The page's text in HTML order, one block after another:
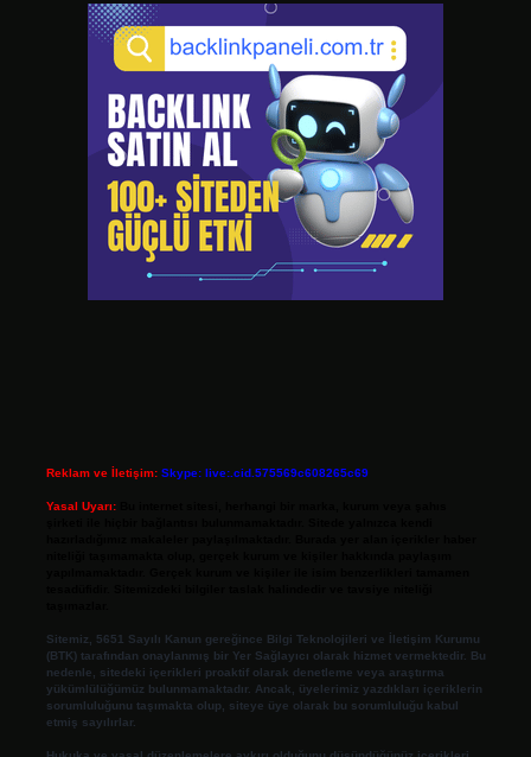
Reklam ve İletişim: Skype: live:.cid.575569c608265c69
Yasal Uyarı:
Sitemiz, 5651 Sayılı Kanun gereğince Bilgi Teknolojileri ve İletişim Kurumu
(BTK) tarafından onaylanmış bir Yer Sağlayıcı olarak hizmet vermektedir. Bu
nedenle, sitedeki içerikleri proaktif olarak denetleme veya araştırma
yükümlülüğümüz bulunmamaktadır. Ancak, üyelerimiz yazdıkları içeriklerin
sorumluluğunu taşımakta olup, siteye üye olarak bu sorumluluğu kabul
etmiş sayılırlar.